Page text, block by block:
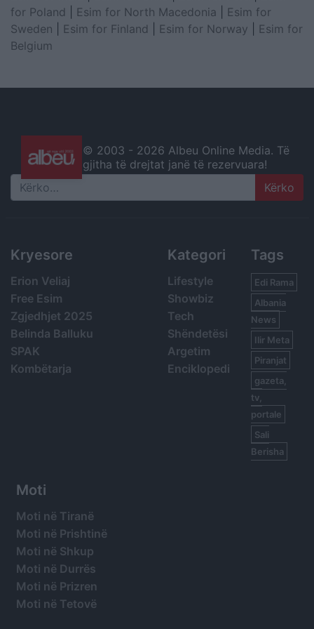
for Poland
Esim for North Macedonia
Esim for
Sweden
Esim for Finland Esim for Norway
Esim for
Belgium
© 2003 - 2026 Albeu Online Media. Të
gjitha të drejtat janë të rezervuara!
Search
Kryesore
Erion Veliaj
Free Esim
Zgjedhjet 2025
Belinda Balluku
SPAK
Kombëtarja
Kategori
Lifestyle
Showbiz
Tech
Shëndetësi
Argetim
Enciklopedi
Tags
Edi Rama
Albania
News
Ilir Meta
Piranjat
gazeta,
tv,
portale
Sali
Berisha
Moti
Moti në Tiranë
Moti në Prishtinë
Moti në Shkup
Moti në Durrës
Moti në Prizren
Moti në Tetovë